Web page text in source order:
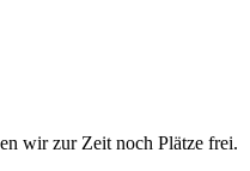
wir zur Zeit noch Plätze frei.